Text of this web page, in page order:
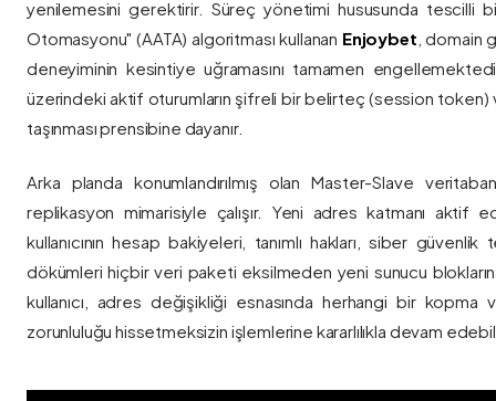
yenilemesini gerektirir. Süreç yönetimi hususunda tescilli
Otomasyonu" (AATA) algoritması kullanan Enjoybet , domain
deneyiminin kesintiye uğramasını tamamen
üzerindeki aktif oturumların şifreli bir belirteç (session token)
taşınması prensibine dayanır.
Arka planda konumlandırılmış olan Master-Slave
replikasyon mimarisiyle çalışır. Yeni adres katmanı aktif
kullanıcının hesap bakiyeleri, tanımlı hakları, siber
dökümleri hiçbir veri paketi eksilmeden yeni sunucu
kullanıcı, adres değişikliği esnasında herhangi bir
zorunluluğu hissetmeksizin işlemlerine kararlılıkla devam